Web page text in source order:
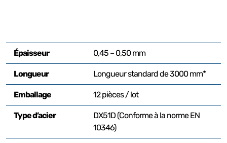
Épaisseur 0,45 – 0,50 mm
Longueur Longueur standard de 3000 mm*
Emballage 12 pièces / lot
Type d’acier
DX51D (Conforme à la norme EN
10346)